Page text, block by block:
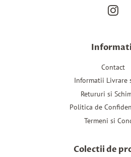
Contact
Informatii Livrare
Retururi si
Politica de
Termeni si
Colectii de